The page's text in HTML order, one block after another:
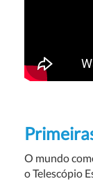
O mundo
o Telescópio